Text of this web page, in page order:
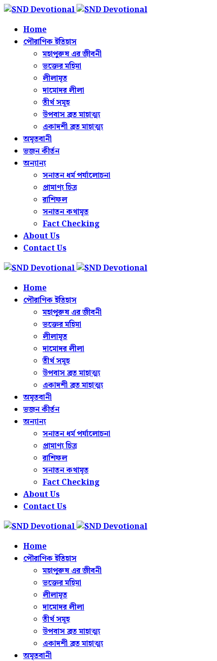
Home
পৌরাণিক ইতিহাস
মহাপুরুষ এর জীবনী
ভক্তের মহিমা
লীলামৃত
দামোদর লীলা
তীর্থ সমূহ
উপবাস ব্রত মাহাত্ম্য
একাদশী ব্রত মাহাত্ম্য
অমৃতবানী
ভজন কীর্তন
অন্যান্য
সনাতন ধর্ম পর্যালোচনা
প্রামাণ্য চিত্র
রাশিফল
সনাতন কথামৃত
Fact Checking
About Us
Contact Us
Home
পৌরাণিক ইতিহাস
মহাপুরুষ এর জীবনী
ভক্তের মহিমা
লীলামৃত
দামোদর লীলা
তীর্থ সমূহ
উপবাস ব্রত মাহাত্ম্য
একাদশী ব্রত মাহাত্ম্য
অমৃতবানী
ভজন কীর্তন
অন্যান্য
সনাতন ধর্ম পর্যালোচনা
প্রামাণ্য চিত্র
রাশিফল
সনাতন কথামৃত
Fact Checking
About Us
Contact Us
Home
পৌরাণিক ইতিহাস
মহাপুরুষ এর জীবনী
ভক্তের মহিমা
লীলামৃত
দামোদর লীলা
তীর্থ সমূহ
উপবাস ব্রত মাহাত্ম্য
একাদশী ব্রত মাহাত্ম্য
অমৃতবানী